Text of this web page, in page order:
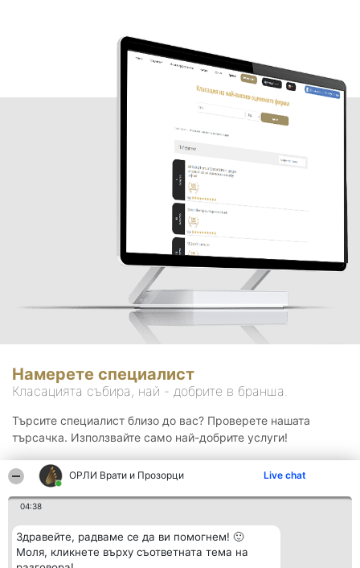
ОРЛИ Врати и Прозорци Live chat
04:38
Здравейте, радваме се да ви помогнем! 🙂
Моля, кликнете върху съответната тема на
Намерете специалист
Класацията събира, най - добрите в бранша.
Търсите специалист близо до вас? Проверете нашата
търсачка. Използвайте само най-добрите услуги!